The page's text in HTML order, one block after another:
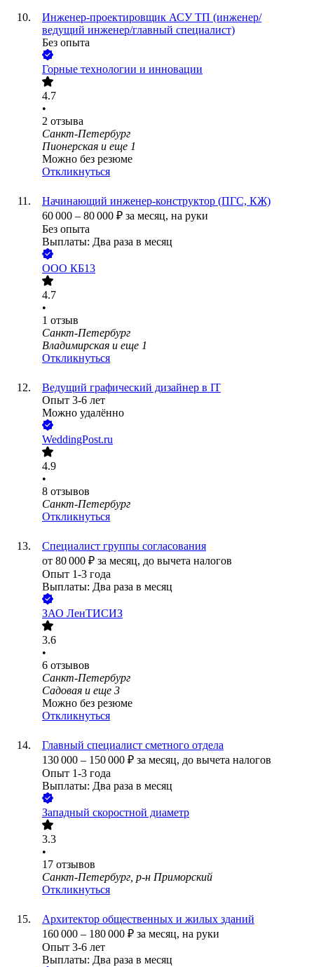
Инженер-проектировщик АСУ ТП (инженер/
ведущий инженер/главный специалист)
Без опыта
Горные технологии и инновации
4.7
•
2 отзыва
Санкт-Петербург
Пионерская и еще 1
Можно без резюме
Откликнуться
Начинающий инженер-конструктор (ПГС, КЖ)
60 000 – 80 000 ₽ за месяц, на руки
Без опыта
Выплаты: Два раза в месяц
ООО КБ13
4.7
•
1 отзыв
Санкт-Петербург
Владимирская и еще 1
Откликнуться
Ведущий графический дизайнер в IT
Опыт 3-6 лет
Можно удалённо
WeddingPost.ru
4.9
•
8 отзывов
Санкт-Петербург
Откликнуться
Специалист группы согласования
от 80 000 ₽ за месяц, до вычета налогов
Опыт 1-3 года
Выплаты: Два раза в месяц
ЗАО ЛенТИСИЗ
3.6
•
6 отзывов
Санкт-Петербург
Садовая и еще 3
Можно без резюме
Откликнуться
Главный специалист сметного отдела
130 000 – 150 000 ₽ за месяц, до вычета налогов
Опыт 1-3 года
Выплаты: Два раза в месяц
Западный скоростной диаметр
3.3
•
17 отзывов
Санкт-Петербург, р-н Приморский
Откликнуться
Архитектор общественных и жилых зданий
160 000 – 180 000 ₽ за месяц, на руки
Опыт 3-6 лет
Выплаты: Два раза в месяц